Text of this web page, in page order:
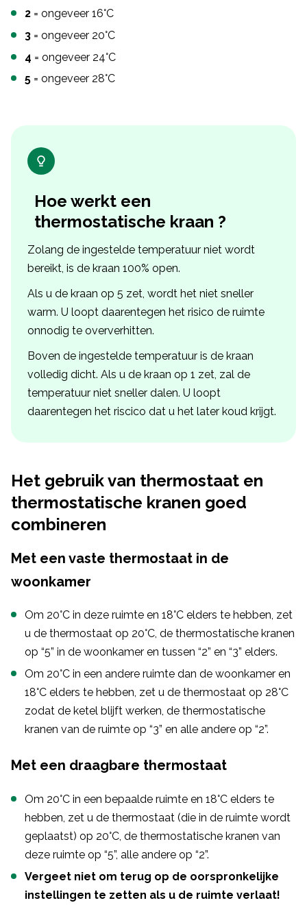
2 = ongeveer 16°C
3 = ongeveer 20°C
4 = ongeveer 24°C
5 = ongeveer 28°C
Hoe werkt een
thermostatische kraan ?
Zolang de ingestelde temperatuur niet wordt
bereikt, is de kraan 100% open.
Als u de kraan op 5 zet, wordt het niet sneller
warm. U loopt daarentegen het risico de ruimte
onnodig te oververhitten.
Boven de ingestelde temperatuur is de kraan
volledig dicht. Als u de kraan op 1 zet, zal de
temperatuur niet sneller dalen. U loopt
daarentegen het riscico dat u het later koud krijgt.
Het gebruik van thermostaat en
thermostatische kranen goed
combineren
Met een vaste thermostaat in de
woonkamer
Om 20°C in deze ruimte en 18°C elders te hebben, zet
u de thermostaat op 20°C, de thermostatische kranen
op “5” in de woonkamer en tussen “2” en “3” elders.
Om 20°C in een andere ruimte dan de woonkamer en
18°C elders te hebben, zet u de thermostaat op 28°C
zodat de ketel blijft werken, de thermostatische
kranen van de ruimte op “3” en alle andere op “2”.
Met een draagbare thermostaat
Om 20°C in een bepaalde ruimte en 18°C elders te
hebben, zet u de thermostaat (die in de ruimte wordt
geplaatst) op 20°C, de thermostatische kranen van
deze ruimte op “5”, alle andere op “2”.
Vergeet niet om terug op de oorspronkelijke
instellingen te zetten als u de ruimte verlaat!